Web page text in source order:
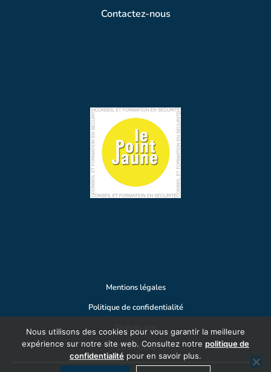
Contactez-nous
Mentions légales
Politique de confidentialité
Plan du site
CGV / CGU
Nous utilisons des cookies pour vous garantir la meilleure
expérience sur notre site web. Consultez notre politique de
confidentialité pour en savoir plus.